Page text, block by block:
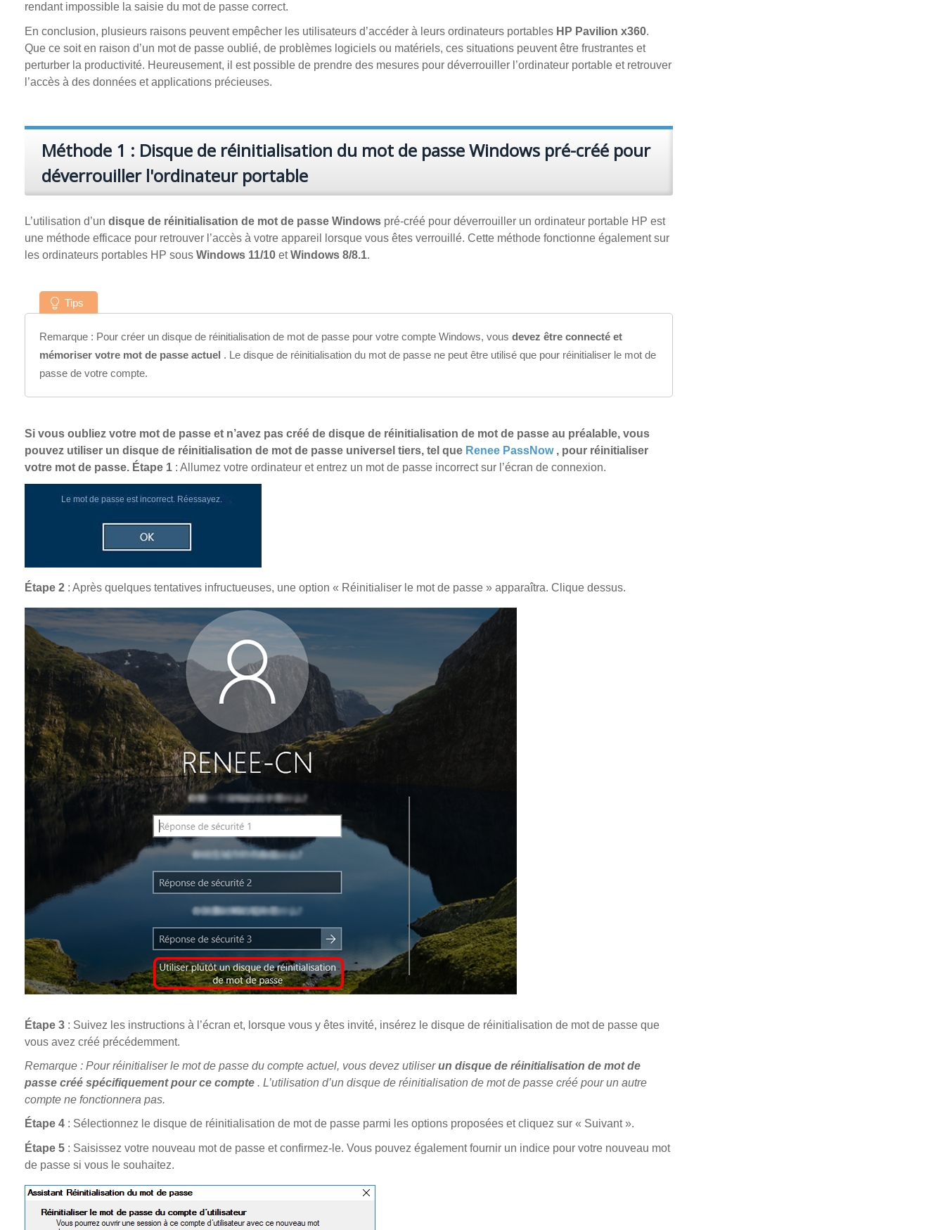
rendant impossible la saisie du mot de passe correct.
En conclusion, plusieurs raisons peuvent empêcher les utilisateurs d’accéder à leurs ordinateurs portables HP Pavilion x360.
Que ce soit en raison d’un mot de passe oublié, de problèmes logiciels ou matériels, ces situations peuvent être frustrantes et
perturber la productivité. Heureusement, il est possible de prendre des mesures pour déverrouiller l’ordinateur portable et retrouver
l’accès à des données et applications précieuses.
Méthode 1 : Disque de réinitialisation du mot de passe Windows pré-créé pour
déverrouiller l'ordinateur portable
L’utilisation d’un disque de réinitialisation de mot de passe Windows pré-créé pour déverrouiller un ordinateur portable HP est
une méthode efficace pour retrouver l’accès à votre appareil lorsque vous êtes verrouillé. Cette méthode fonctionne également sur
les ordinateurs portables HP sous Windows 11/10 etWindows 8/8.1.
Tips
Remarque : Pour créer un disque de réinitialisation de mot de passe pour votre compte Windows, vous devez être connecté et
mémoriser votre mot de passe actuel . Le disque de réinitialisation du mot de passe ne peut être utilisé que pour réinitialiser le mot de
passe de votre compte.
Si vous oubliez votre mot de passe et n’avez pas créé de disque de réinitialisation de mot de passe au préalable, vous
pouvez utiliser un disque de réinitialisation de mot de passe universel tiers, tel que Renee PassNow, pour réinitialiser
votre mot de passe. Étape 1 : Allumez votre ordinateur et entrez un mot de passe incorrect sur l’écran de connexion.
Étape 2 : Après quelques tentatives infructueuses, une option « Réinitialiser le mot de passe » apparaîtra. Clique dessus.
Étape 3 : Suivez les instructions à l’écran et, lorsque vous y êtes invité, insérez le disque de réinitialisation de mot de passe que
vous avez créé précédemment.
Remarque : Pour réinitialiser le mot de passe du compte actuel, vous devez utiliserun disque de réinitialisation de mot de
passe créé spécifiquement pour ce compte . L’utilisation d’un disque de réinitialisation de mot de passe créé pour un autre
compte ne fonctionnera pas.
Étape 4 : Sélectionnez le disque de réinitialisation de mot de passe parmi les options proposées et cliquez sur « Suivant ».
Étape 5 : Saisissez votre nouveau mot de passe et confirmez-le. Vous pouvez également fournir un indice pour votre nouveau mot
de passe si vous le souhaitez.